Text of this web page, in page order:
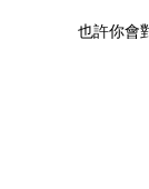
也許你會